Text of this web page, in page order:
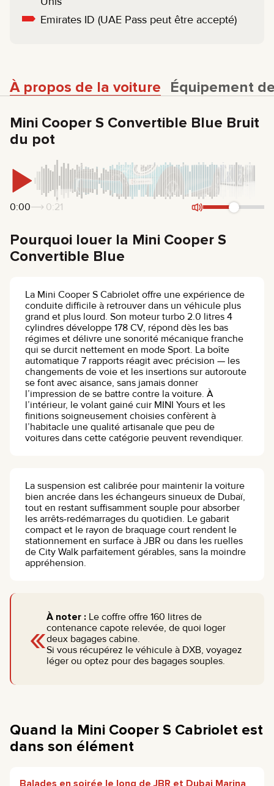
Emirates ID (UAE Pass peut être accepté)
À propos de la voiture
Équipement
Mini Cooper S Convertible Blue Bruit
du pot
0:00 0:21
Pourquoi louer la Mini Cooper S
Convertible Blue
La Mini Cooper S Cabriolet offre une expérience de
conduite difficile à retrouver dans un véhicule plus
grand et plus lourd. Son moteur turbo 2.0 litres 4
cylindres développe 178 CV, répond dès les bas
régimes et délivre une sonorité mécanique franche
qui se durcit nettement en mode Sport. La boîte
automatique 7 rapports réagit avec précision — les
changements de voie et les insertions sur autoroute
se font avec aisance, sans jamais donner
l’impression de se battre contre la voiture. À
l’intérieur, le volant gainé cuir MINI Yours et les
finitions soigneusement choisies confèrent à
l’habitacle une qualité artisanale que peu de
voitures dans cette catégorie peuvent revendiquer.
La suspension est calibrée pour maintenir la voiture
bien ancrée dans les échangeurs sinueux de Dubaï,
tout en restant suffisamment souple pour absorber
les arrêts-redémarrages du quotidien. Le gabarit
compact et le rayon de braquage court rendent le
stationnement en surface à JBR ou dans les ruelles
de City Walk parfaitement gérables, sans la moindre
appréhension.
«À noter : Le coffre offre 160 litres de
contenance capote relevée, de quoi loger
deux bagages cabine.
Si vous récupérez le véhicule à DXB, voyagez
léger ou optez pour des bagages souples.
Quand la Mini Cooper S Cabriolet est
dans son élément
Balades en soirée le long de JBR et Dubai Marina